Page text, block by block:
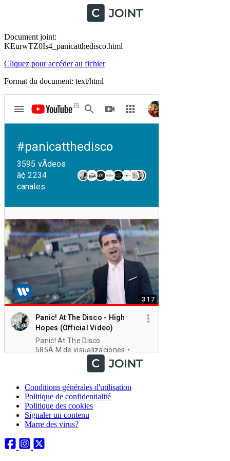
Document joint:
KEurwTZ0Is4_panicatthedisco.html
Cliquez pour accéder au fichier
Format du document: text/html
Conditions générales d'utilisation
Politique de confidentialité
Politique des cookies
Signaler un contenu
Marre des virus?